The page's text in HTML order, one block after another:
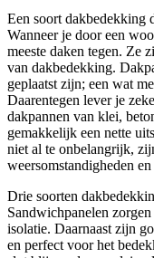
Een soort dakbedekking
Wanneer je door een
meeste daken tegen. Ze
van dakbedekking.
geplaatst zijn; een wat
Daarentegen lever je
dakpannen van klei,
gemakkelijk een nette
niet al te onbelangrijk,
weersomstandigheden
Drie soorten
Sandwichpanelen
isolatie. Daarnaast zijn
en perfect voor het